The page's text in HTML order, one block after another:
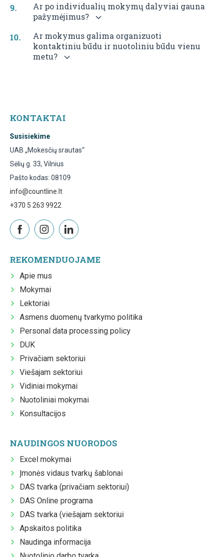
Ar po individualių mokymų dalyviai gauna
pažymėjimus?
Ar mokymus galima organizuoti
kontaktiniu būdu ir nuotoliniu būdu vienu
metu?
KONTAKTAI
Susisiekime
UAB „Mokesčių srautas“
Sėlių g. 33, Vilnius
Pašto kodas: 08109
info@countline.lt
+370 5 263 9922
REKOMENDUOJAME
Apie mus
Mokymai
Lektoriai
Asmens duomenų tvarkymo politika
Personal data processing policy
DUK
Privačiam sektoriui
Viešajam sektoriui
Vidiniai mokymai
Nuotoliniai mokymai
Konsultacijos
NAUDINGOS NUORODOS
Excel mokymai
Įmonės vidaus tvarkų šablonai
DAS tvarka (privačiam sektoriui)
DAS Online programa
DAS tvarka (viešajam sektoriui
Apskaitos politika
Naudinga informacija